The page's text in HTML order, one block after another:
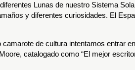
Lunas de nuestro Sistema
y diferentes curiosidades. El
camarote de cultura intentamos entrar
catalogado como “El mejor